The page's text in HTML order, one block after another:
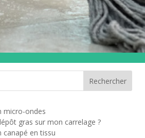
Rechercher
micro-ondes
gras sur mon carrelage ?
en tissu